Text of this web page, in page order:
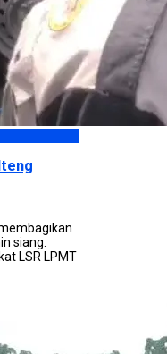
siang.
LSR LPMT